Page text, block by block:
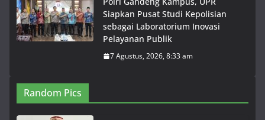
Siapkan Pusat Studi Kepolisian
sebagai Laboratorium Inovasi
Pelayanan Publik
7 Agustus, 2026, 8:33 am
Random Pics